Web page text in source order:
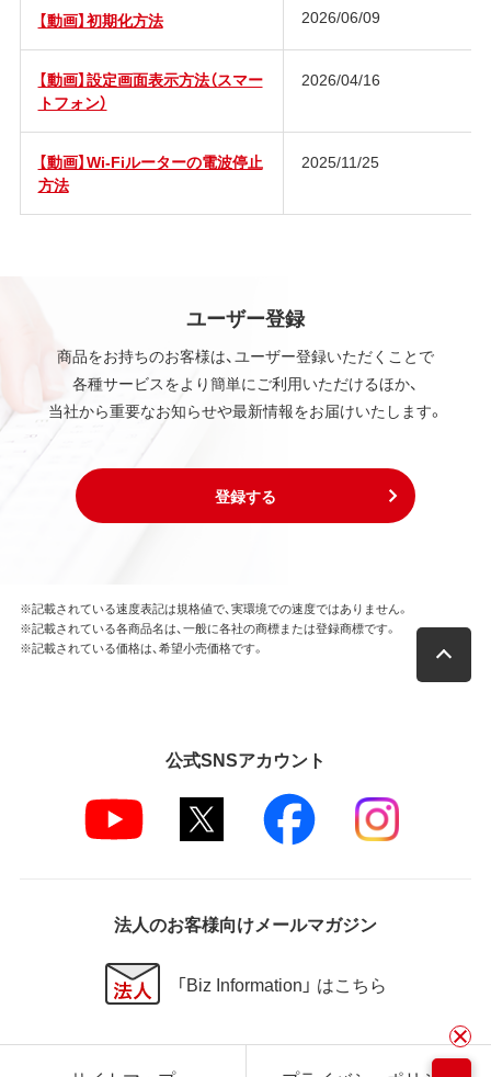
【動画】初期化方法 2026/06/09
【動画】設定画面表示方法（スマー
トフォン）
2026/04/16
【動画】Wi-Fiルーターの電波停止
方法
2025/11/25
ユーザー登録
商品をお持ちのお客様は、ユーザー登録いただくことで
各種サービスをより簡単にご利用いただけるほか、
当社から重要なお知らせや最新情報をお届けいたします。
登録する
※記載されている速度表記は規格値で、実環境での速度ではありません。
※記載されている各商品名は、一般に各社の商標または登録商標です。
※記載されている価格は、希望小売価格です。
公式SNSアカウント
法人のお客様向けメールマガジン
「Biz Information」 はこちら